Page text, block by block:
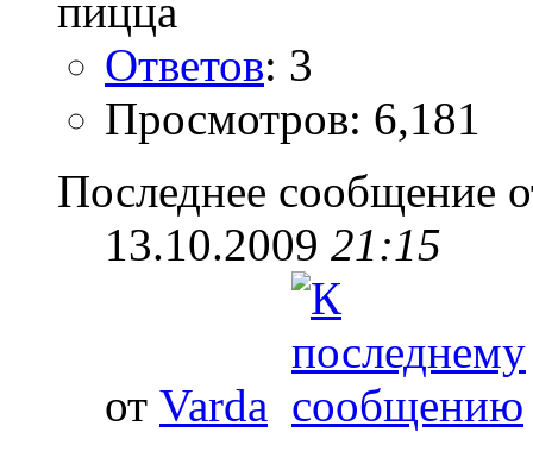
Ответов: 3
Просмотров: 6,181
Последнее сообщение
13.10.2009 21:15
от Varda